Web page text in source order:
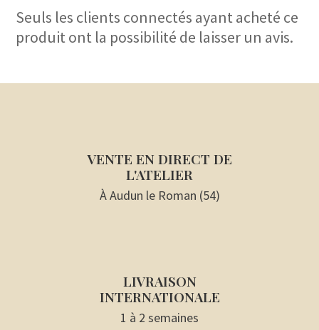
Seuls les clients connectés ayant acheté ce
produit ont la possibilité de laisser un avis.
VENTE EN DIRECT DE
L'ATELIER
À Audun le Roman (54)
LIVRAISON
INTERNATIONALE
1 à 2 semaines